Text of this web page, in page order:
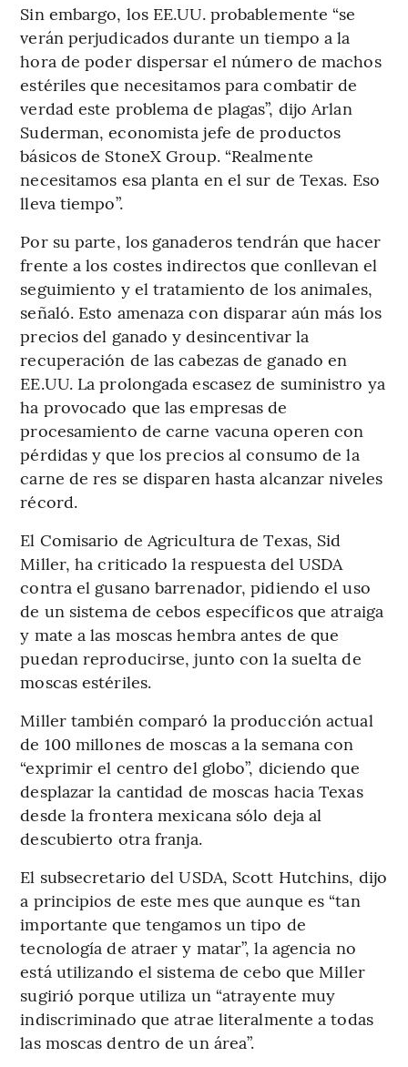
Sin embargo, los EE.UU. probablemente “se
verán perjudicados durante un tiempo a la
hora de poder dispersar el número de machos
estériles que necesitamos para combatir de
verdad este problema de plagas”, dijo Arlan
Suderman, economista jefe de productos
básicos de StoneX Group. “Realmente
necesitamos esa planta en el sur de Texas. Eso
lleva tiempo”.
Por su parte, los ganaderos tendrán que hacer
frente a los costes indirectos que conllevan el
seguimiento y el tratamiento de los animales,
señaló. Esto amenaza con disparar aún más los
precios del ganado y desincentivar la
recuperación de las cabezas de ganado en
EE.UU. La prolongada escasez de suministro ya
ha provocado que las empresas de
procesamiento de carne vacuna operen con
pérdidas y que los precios al consumo de la
carne de res se disparen hasta alcanzar niveles
récord.
El Comisario de Agricultura de Texas, Sid
Miller, ha criticado la respuesta del USDA
contra el gusano barrenador, pidiendo el uso
de un sistema de cebos específicos que atraiga
y mate a las moscas hembra antes de que
puedan reproducirse, junto con la suelta de
moscas estériles.
Miller también comparó la producción actual
de 100 millones de moscas a la semana con
“exprimir el centro del globo”, diciendo que
desplazar la cantidad de moscas hacia Texas
desde la frontera mexicana sólo deja al
descubierto otra franja.
El subsecretario del USDA, Scott Hutchins, dijo
a principios de este mes que aunque es “tan
importante que tengamos un tipo de
tecnología de atraer y matar”, la agencia no
está utilizando el sistema de cebo que Miller
sugirió porque utiliza un “atrayente muy
indiscriminado que atrae literalmente a todas
las moscas dentro de un área”.